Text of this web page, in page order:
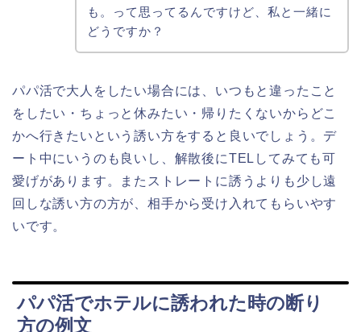
も。って思ってるんですけど、私と一緒に
どうですか？
パパ活で大人をしたい場合には、いつもと違ったこと
をしたい・ちょっと休みたい・帰りたくないからどこ
かへ行きたいという誘い方をすると良いでしょう。デ
ート中にいうのも良いし、解散後にTELしてみても可
愛げがあります。またストレートに誘うよりも少し遠
回しな誘い方の方が、相手から受け入れてもらいやす
いです。
パパ活でホテルに誘われた時の断り
方の例文